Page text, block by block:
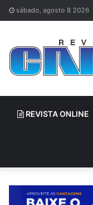
sábado, agosto 8 2026
REVISTA ONLINE